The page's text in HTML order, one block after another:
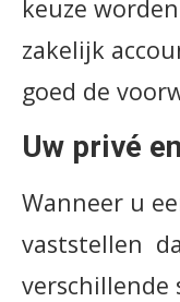
keuze
zakelijk
goed de
Uw privé
Wanneer u
vaststellen
verschillende